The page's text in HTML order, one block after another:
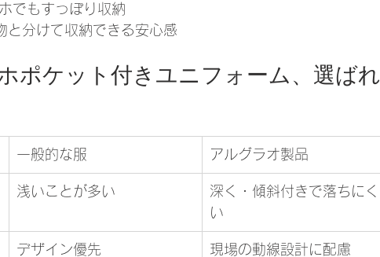
でもすっぽり収納
と分けて収納できる安心感
ポケット付きユニフォーム、選ばれ
一般的な服 アルグラオ製品
浅いことが多い
深く・傾斜付きで落ちにく
い
デザイン優先 現場の動線設計に配慮